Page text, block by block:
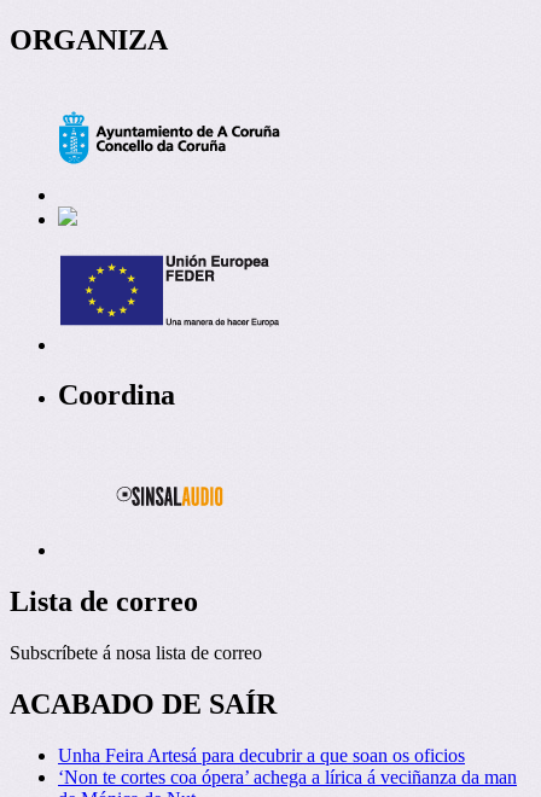
ORGANIZA
Coordina
Lista de correo
Subscríbete á nosa lista de correo
ACABADO DE SAÍR
Unha Feira Artesá para decubrir a que soan os oficios
‘Non te cortes coa ópera’ achega a lírica á veciñanza da man